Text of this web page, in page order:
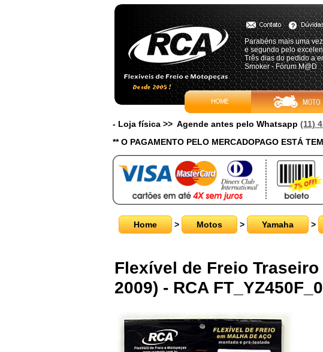
Parabéns mais uma
e segundo pelo
Três dias do pedido a
Smoker - Fórum M@D
- Loja física >> Agende antes pelo Whatsapp (11)
** O PAGAMENTO PELO MERCADOPAGO ESTÁ
Home > Motos > Yamaha >
Flexível de Freio
2009) - RCA